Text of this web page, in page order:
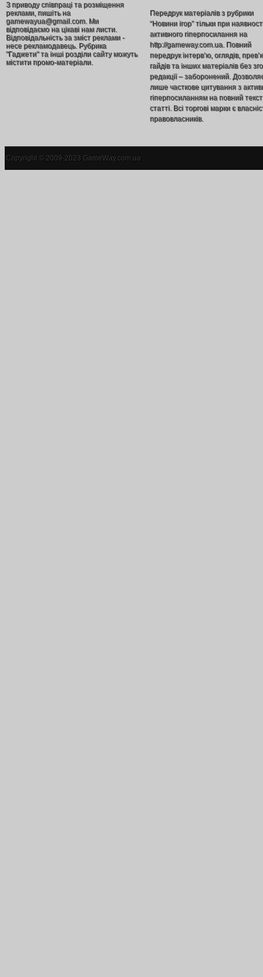
З приводу співпраці та розміщення
реклами, пишіть на
gamewayua@gmail.com. Ми
відповідаємо на цікаві нам листи.
Відповідальність за зміст реклами -
несе рекламодавець. Рубрика
"Гаджети" та інші розділи сайту можуть
містити промо-матеріали.
Передрук матеріалів з рубрики
“Новини ігор” тільки при
активного гіперпосилання на
http://gameway.com.ua. Повний
передрук інтерв’ю, оглядів,
гайдів та інших матеріалів без
редакції – заборонений.
лише часткове цитування з
гіперпосиланням на повний текст
статті. Всі торгові марки є
правовласників.
Copyright © 2009-2023 GameWay.com.ua